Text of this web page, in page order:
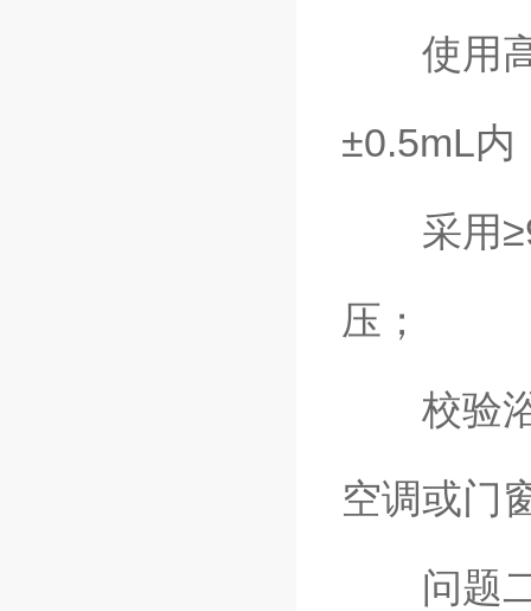
使用高
±0.5mL内
采用
压；
校验浴
空调或门
问题二